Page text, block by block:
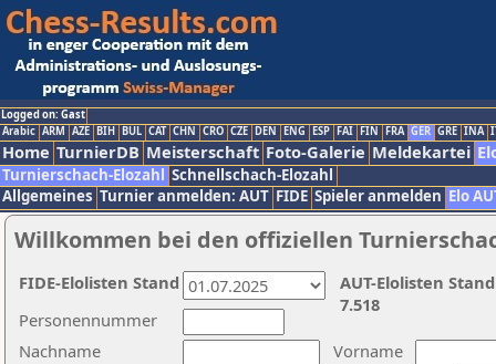
Logged on: Gast
Arabic ARM AZE BIH BUL CAT CHN CRO CZE DEN ENG ESP FAI FIN FRA GER GRE INA
Home TurnierDB Meisterschaft Foto-Galerie Meldekartei
Turnierschach-Elozahl Schnellschach-Elozahl
Allgemeines Turnier anmelden: AUT FIDE Spieler anmelden Elo
Willkommen bei den offiziellen
Nachname
Vorname
Personennummer
AUT-Elolisten
7.518
FIDE-Elolisten Stand